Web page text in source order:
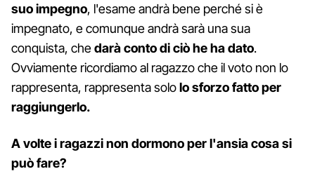
suo impegno, l'esame andrà bene perché si è
impegnato, e comunque andrà sarà una sua
conquista, chedarà conto di ciò he ha dato.
Ovviamente ricordiamo al ragazzo che il voto non lo
rappresenta, rappresenta sololo sforzo fatto per
raggiungerlo.
A volte i ragazzi non dormono per l'ansia cosa si
può fare?